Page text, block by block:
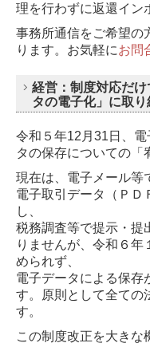
理を行わずに返還イン
事務所通信をご希望の
ります。 お気軽にお問
経営：制度対応だ
タの電子化」に取り
令和５年12月31日、
タの保存についての「
現在は、電子メール等
電子取引データ（ＰＤ
し、
税務調査等で提示・提
りませんが、令和６
められず、
電子データによる保存
す。原則として全ての
す。
この制度改正を大きな